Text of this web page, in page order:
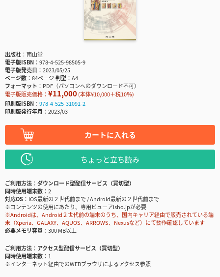
出版社
南山堂
電子版ISBN
978-4-525-98505-9
電子版発売日
2023/05/25
ページ数
84ページ判型
A4
フォーマット
PDF（パソコンへのダウンロード不可）
電子版販売価格： ¥11,000(本体¥10,000＋税10％)
印刷版ISBN
978-4-525-31091-2
印刷版発行年月
2023/03
カートに入れる
ちょっと立ち読み
ご利用方法
ダウンロード型配信サービス（買切型）
同時使用端末数
2
対応OS
iOS最新の２世代前まで / Android最新の２世代前まで
※コンテンツの使用にあたり、専用ビューアisho.jpが必要
※Androidは、Android２世代前の端末のうち、国内キャリア経由で販売されている端
末（Xperia、GALAXY、AQUOS、ARROWS、Nexusなど）にて動作確認しています
必要メモリ容量
300 MB以上
ご利用方法
アクセス型配信サービス（買切型）
同時使用端末数
1
※インターネット経由でのWEBブラウザによるアクセス参照